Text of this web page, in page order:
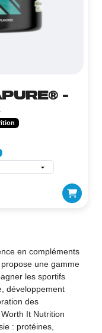
-
en compléments
une gamme
les sportifs
développement
des
It Nutrition
: protéines,